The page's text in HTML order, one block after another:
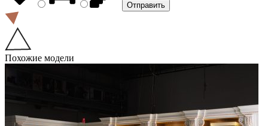
Похожие модели